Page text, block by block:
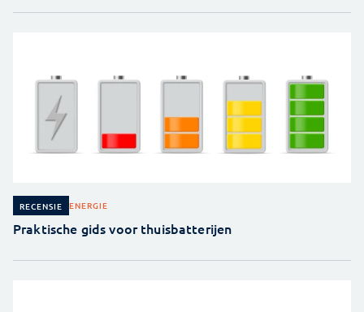
RECENSIE ENERGIE
Praktische gids voor thuisbatterijen